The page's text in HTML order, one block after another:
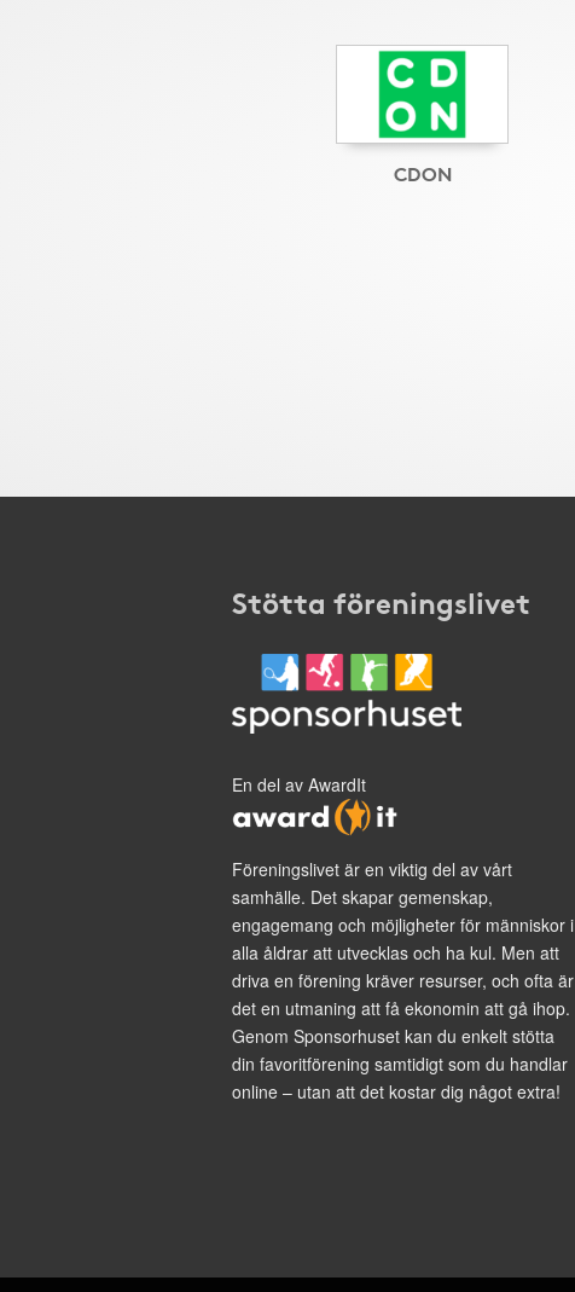
CDON
Stötta föreningslivet
En del av AwardIt
Föreningslivet är en viktig del av vårt
samhälle. Det skapar gemenskap,
engagemang och möjligheter för människor i
alla åldrar att utvecklas och ha kul. Men att
driva en förening kräver resurser, och ofta är
det en utmaning att få ekonomin att gå ihop.
Genom Sponsorhuset kan du enkelt stötta
din favoritförening samtidigt som du handlar
online – utan att det kostar dig något extra!